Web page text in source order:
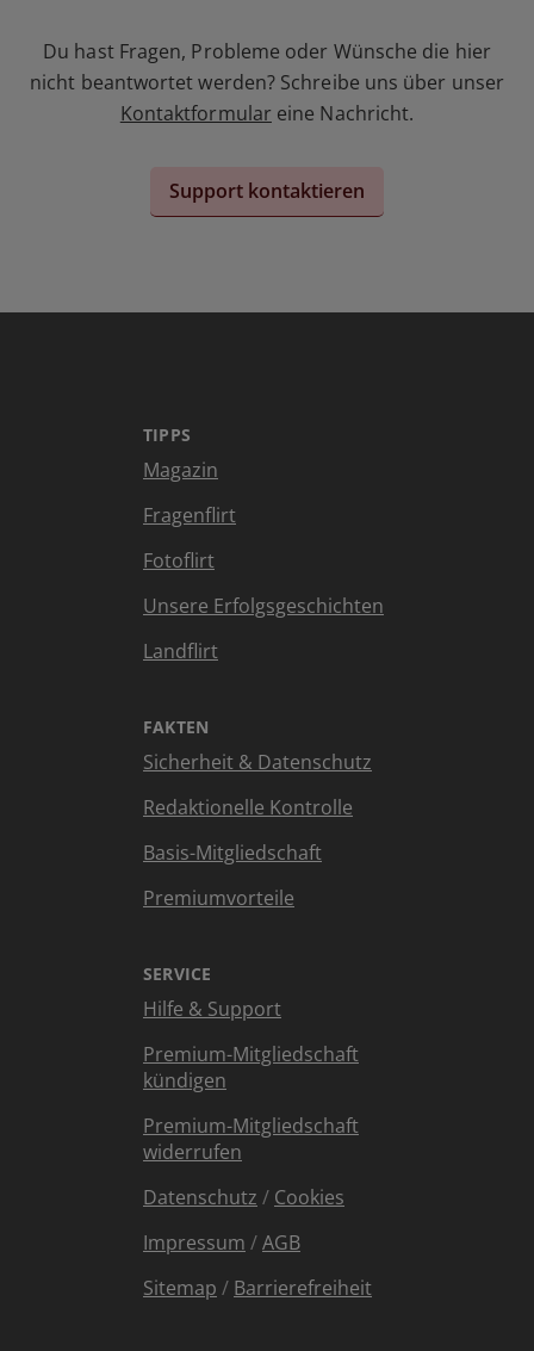
Du hast Fragen, Probleme oder Wünsche die hier
nicht beantwortet werden? Schreibe uns über unser
Kontaktformular eine Nachricht.
Support kontaktieren
TIPPS
Magazin
Fragenflirt
Fotoflirt
Unsere Erfolgsgeschichten
Landflirt
FAKTEN
Sicherheit & Datenschutz
Redaktionelle Kontrolle
Basis-Mitgliedschaft
Premiumvorteile
SERVICE
Hilfe & Support
Premium-Mitgliedschaft
kündigen
Premium-Mitgliedschaft
widerrufen
Datenschutz / Cookies
Impressum /AGB
Sitemap / Barrierefreiheit